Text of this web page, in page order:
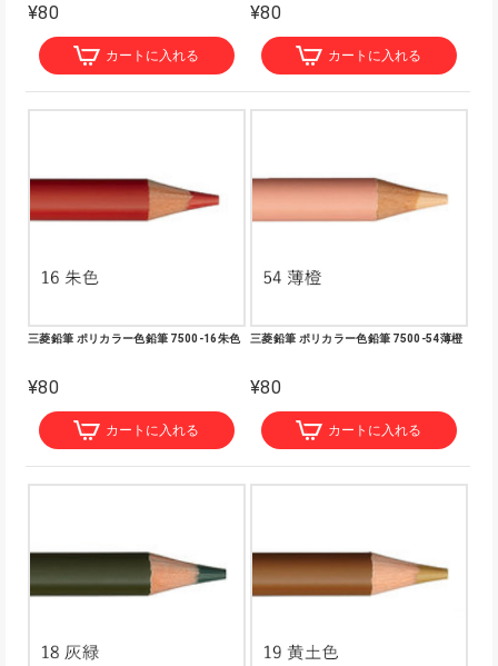
¥80
カートに入れる
¥80
カートに入れる
三菱鉛筆 ポリカラー色鉛筆 7500-16朱色
¥80
カートに入れる
三菱鉛筆 ポリカラー色鉛筆 7500-54薄橙
¥80
カートに入れる